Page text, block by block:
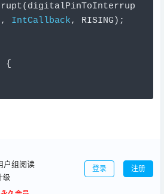
( digitalPinToInterrup
IntCallback, RISING );
{
户组阅读
级
登录 注册